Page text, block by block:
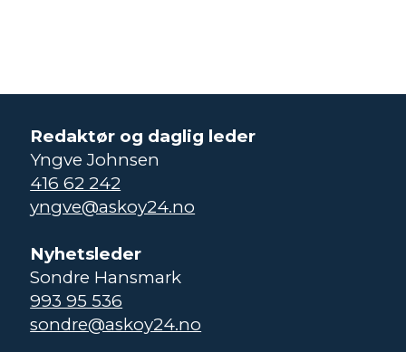
Redaktør og daglig leder
Yngve Johnsen
416 62 242
yngve@askoy24.no
Nyhetsleder
Sondre Hansmark
993 95 536
sondre@askoy24.no